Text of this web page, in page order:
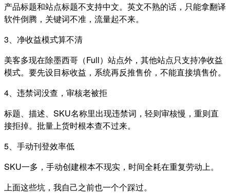
产品标题和站点标题不支持中文。英文不熟的话，只能拿翻译
软件倒腾，关键词不准，流量起不来。
3、净收益模式算不清
美客多现在除墨西哥（Full）站点外，其他站点只支持净收益
模式。要先设目标收益，系统再反推售价，不能直接填售价。
4、违禁词没查，审核老被拒
标题、描述、SKU名称里出现违禁词，轻则审核慢，重则直
接拒掉。批量上货时根本查不过来。
5、手动刊登效率低
SKU一多，手动创建根本不现实，时间全耗在重复劳动上。
上面这些坑，我自己之前也一个个踩过。